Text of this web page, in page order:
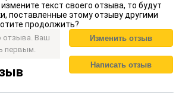
текст своего отзыва, то будут
поставленные этому отзыву другими
продолжить?
отзыва. Ваш
первым.